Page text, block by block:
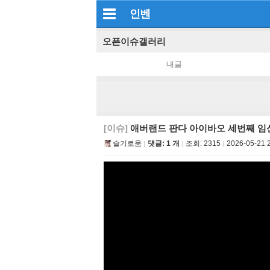
인벤
오픈이슈갤러리
내글
[이슈] 애버랜드 판다 아이바오 세번째 임
슬기로움 댓글: 1 개 조회: 2315 2026-05-21